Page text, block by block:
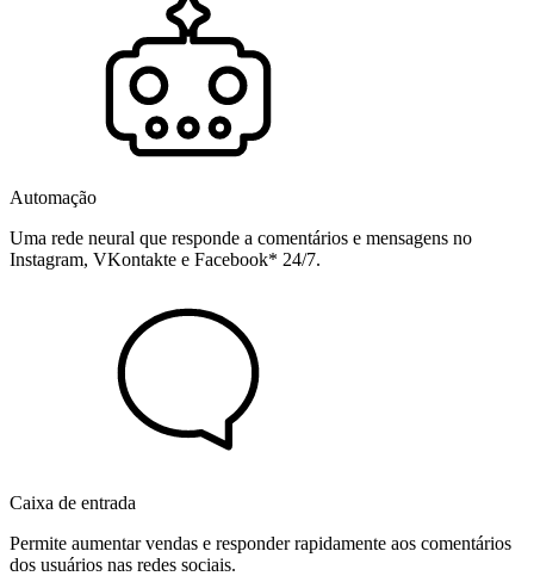
Automação
Uma rede neural que responde a comentários e mensagens no
Instagram, VKontakte e Facebook* 24/7.
Caixa de entrada
Permite aumentar vendas e responder rapidamente aos comentários
dos usuários nas redes sociais.